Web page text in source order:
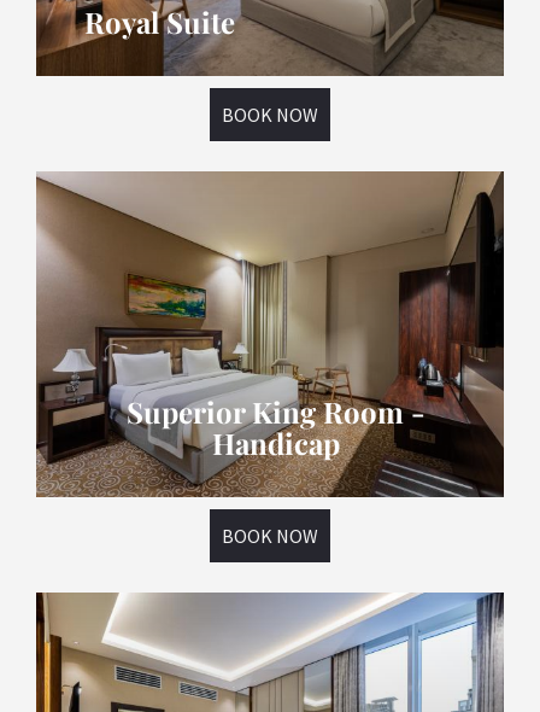
Royal Suite
BOOK NOW
Superior King Room -
Handicap
BOOK NOW